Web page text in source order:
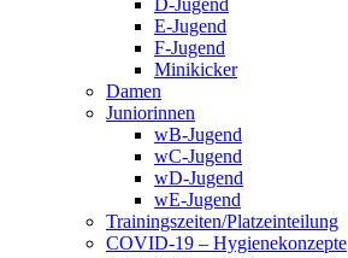
D-Jugend
E-Jugend
F-Jugend
Minikicker
Damen
Juniorinnen
wB-Jugend
wC-Jugend
wD-Jugend
wE-Jugend
Trainingszeiten/Platzeinteilung
COVID-19 – Hygienekonzepte